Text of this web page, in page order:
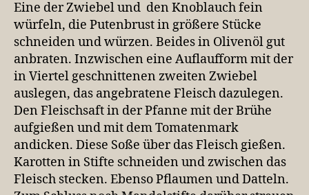
Eine der Zwiebel und den Knoblauch fein
würfeln, die Putenbrust in größere Stücke
schneiden und würzen. Beides in Olivenöl gut
anbraten. Inzwischen eine Auflaufform mit der
in Viertel geschnittenen zweiten Zwiebel
auslegen, das angebratene Fleisch dazulegen.
Den Fleischsaft in der Pfanne mit der Brühe
aufgießen und mit dem Tomatenmark
andicken. Diese Soße über das Fleisch gießen.
Karotten in Stifte schneiden und zwischen das
Fleisch stecken. Ebenso Pflaumen und Datteln.